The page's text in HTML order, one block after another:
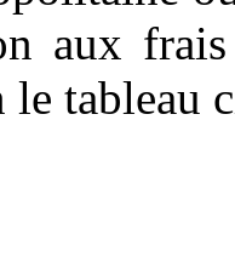
aux
le tableau